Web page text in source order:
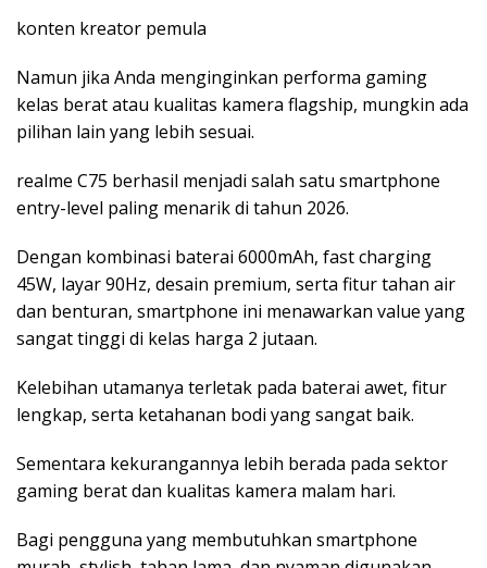
konten kreator pemula
Namun jika Anda menginginkan performa gaming
kelas berat atau kualitas kamera flagship, mungkin ada
pilihan lain yang lebih sesuai.
realme C75 berhasil menjadi salah satu smartphone
entry-level paling menarik di tahun 2026.
Dengan kombinasi baterai 6000mAh, fast charging
45W, layar 90Hz, desain premium, serta fitur tahan air
dan benturan, smartphone ini menawarkan value yang
sangat tinggi di kelas harga 2 jutaan.
Kelebihan utamanya terletak pada baterai awet, fitur
lengkap, serta ketahanan bodi yang sangat baik.
Sementara kekurangannya lebih berada pada sektor
gaming berat dan kualitas kamera malam hari.
Bagi pengguna yang membutuhkan smartphone